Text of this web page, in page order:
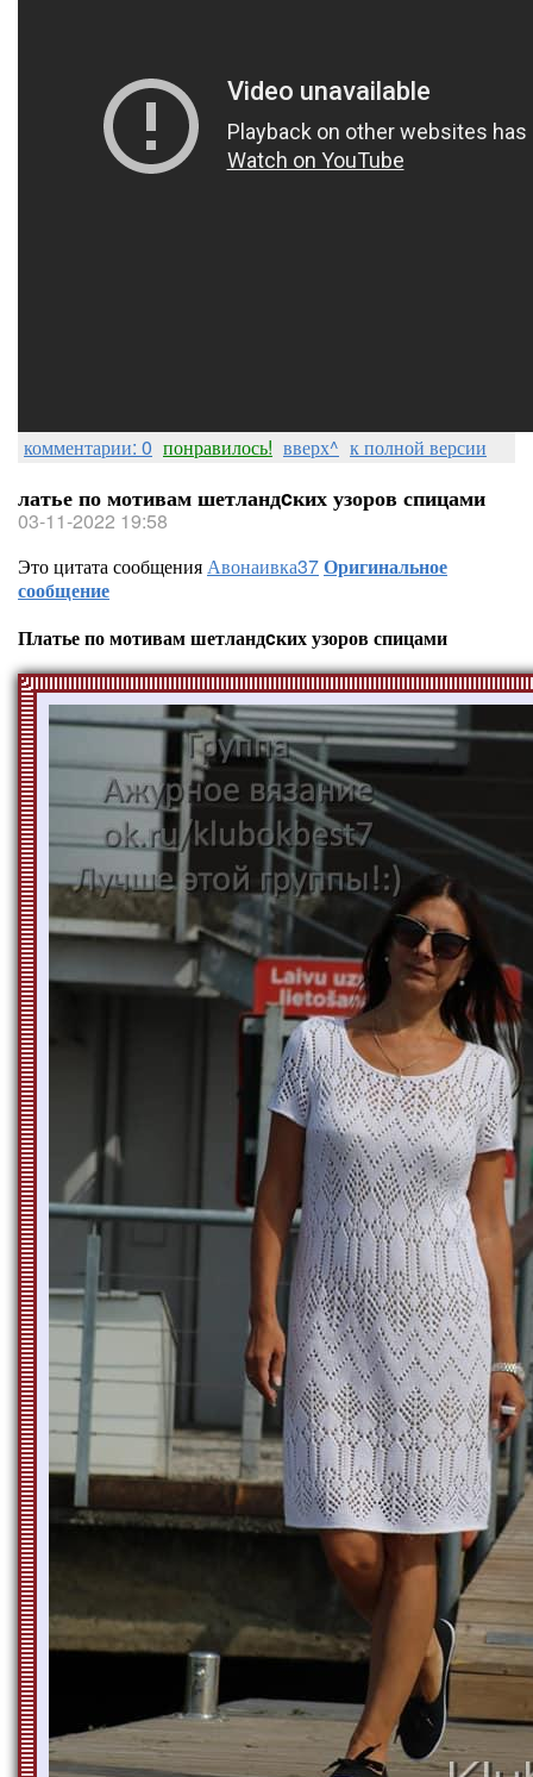
комментарии: 0 понравилось! вверх^ к полной версии
латье по мотивам шетландcких узоров спицами
03-11-2022 19:58
Это цитата сообщенияАвонаивка37Оригинальное
сообщение
Платье по мотивам шетландcких узоров спицами